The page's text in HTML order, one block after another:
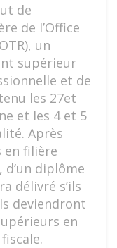
de
de l’Office
un
supérieur
et de
les 27et
et les 4 et 5
Après
en filière
diplôme
délivré s’ils
deviendront
en